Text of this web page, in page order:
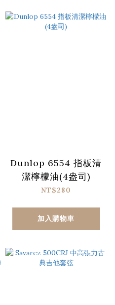
Dunlop 6554 指板清
潔檸檬油(4盎司)
NT$280
加入購物車